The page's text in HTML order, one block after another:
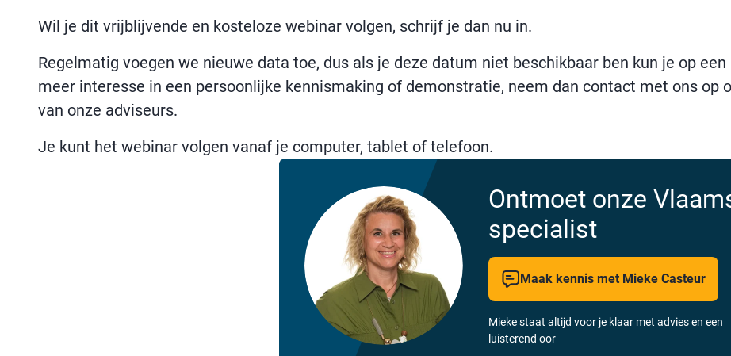
Wil je dit vrijblijvende en kosteloze webinar volgen, schrijf je dan nu in.
Regelmatig voegen we nieuwe data toe, dus als je deze datum niet beschikbaar ben kun je op
meer interesse in een persoonlijke kennismaking of demonstratie, neem dan contact met ons op
van onze adviseurs.
Je kunt het webinar volgen vanaf je computer, tablet of telefoon.
Ontmoet onze
specialist
Maak kennis met Mieke Casteur
Mieke staat altijd voor je klaar met advies en een
luisterend oor